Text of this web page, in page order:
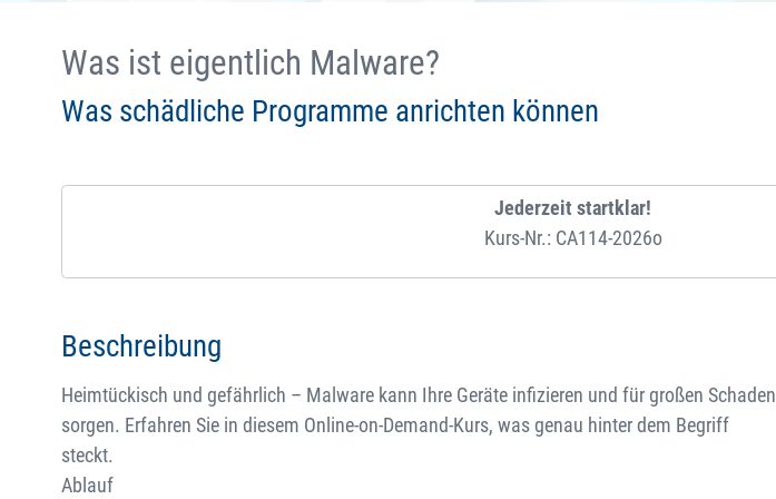
Was ist eigentlich Malware?
Was schädliche Programme anrichten können
Jederzeit startklar!
Kurs-Nr.: CA114-2026o
Beschreibung
Heimtückisch und gefährlich – Malware kann Ihre Geräte infizieren und für großen Schaden
sorgen. Erfahren Sie in diesem Online-on-Demand-Kurs, was genau hinter dem Begriff
steckt.
Ablauf